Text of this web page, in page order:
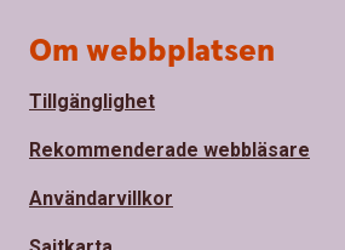
Om webbplatsen
Tillgänglighet
Rekommenderade webbläsare
Användarvillkor